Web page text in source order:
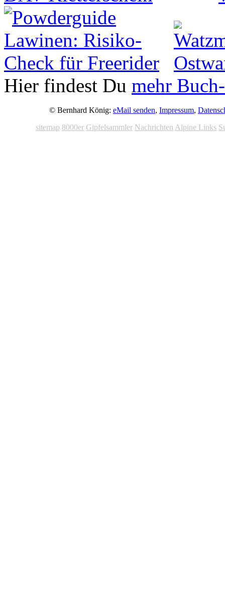
Hier findest Du mehr
© Bernhard König: eMail senden, Impressum,
sitemap 8000er Gipfelsammler Nachrichten Alpine Links